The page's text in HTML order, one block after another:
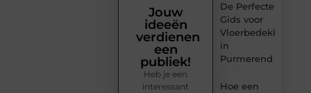
De Perfecte
Gids voor
Vloerbedekking
in
Purmerend
Hoe een
Jouw
ideeën
verdienen
een
publiek!
Heb je een
interessant